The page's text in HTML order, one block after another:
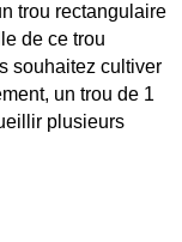
trou rectangulaire
de ce trou
souhaitez cultiver
un trou de 1
plusieurs